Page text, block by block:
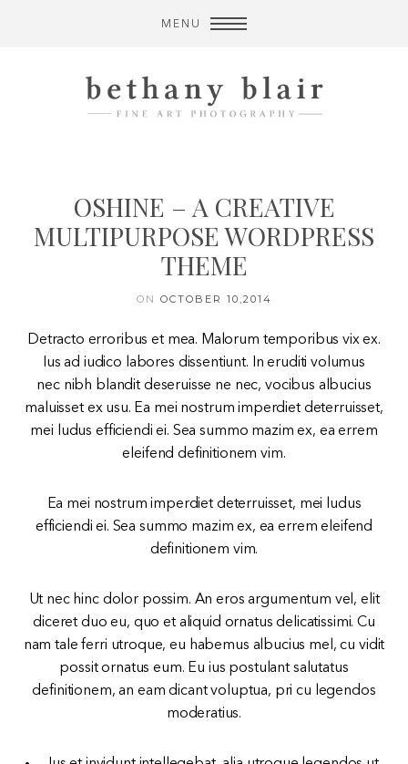
MENU
OSHINE – A CREATIVE
MULTIPURPOSE WORDPRESS
THEME
ON OCTOBER 10,2014
Detracto erroribus et mea. Malorum temporibus vix ex.
Ius ad iudico labores dissentiunt. In eruditi volumus
nec nibh blandit deseruisse ne nec, vocibus albucius
maluisset ex usu. Ea mei nostrum imperdiet deterruisset,
mei ludus efficiendi ei. Sea summo mazim ex, ea errem
eleifend definitionem vim.
Ea mei nostrum imperdiet deterruisset, mei ludus
efficiendi ei. Sea summo mazim ex, ea errem eleifend
definitionem vim.
Ut nec hinc dolor possim. An eros argumentum vel, elit
diceret duo eu, quo et aliquid ornatus delicatissimi. Cu
nam tale ferri utroque, eu habemus albucius mel, cu vidit
possit ornatus eum. Eu ius postulant salutatus
definitionem, an eam dicant voluptua, pri cu legendos
moderatius.